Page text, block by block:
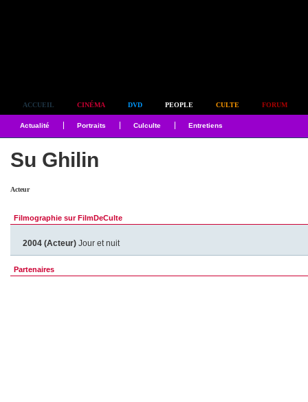
ACCUEIL CINÉMA DVD PEOPLE CULTE FORUM
Actualité Portraits Culculte Entretiens
Su Ghilin
Acteur
Filmographie sur FilmDeCulte
2004 (Acteur) Jour et nuit
Partenaires